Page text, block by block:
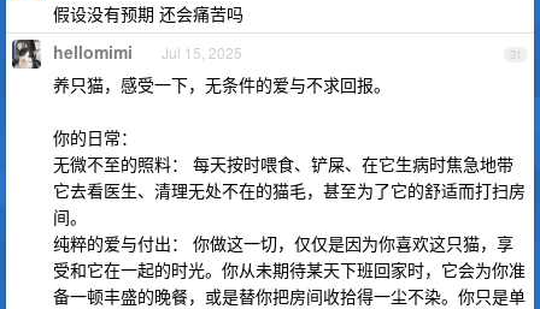
假设没有预期 还会痛苦吗
31
hellomimi Jul 15, 2025
养只猫，感受一下，无条件的爱与不求回报。
你的日常：
无微不至的照料： 每天按时喂食、铲屎、在它生病时焦急地带
它去看医生、清理无处不在的猫毛，甚至为了它的舒适而打扫房
间。
纯粹的爱与付出： 你做这一切，仅仅是因为你喜欢这只猫，享
受和它在一起的时光。你从未期待某天下班回家时，它会为你准
备一顿丰盛的晚餐，或是替你把房间收拾得一尘不染。你只是单